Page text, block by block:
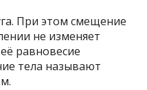
При этом смещение
не изменяет
равновесие
тела называют